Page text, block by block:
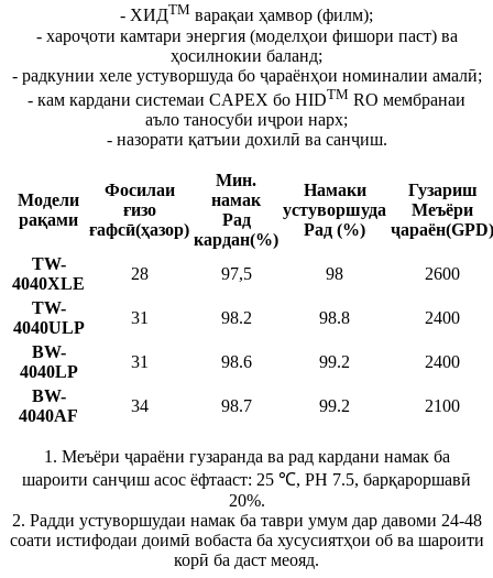
- ХИДTM варақаи ҳамвор (филм);
- хароҷоти камтари энергия (моделҳои фишори паст) ва
ҳосилнокии баланд;
- радкунии хеле устуворшуда бо ҷараёнҳои номиналии амалӣ;
- кам кардани системаи CAPEX бо HIDTM RO мембранаи
аъло таносуби иҷрои нарх;
- назорати қатъии дохилӣ ва санҷиш.
Модели
рақами
Фосилаи
ғизо
ғафсӣ(ҳазор)
Мин.
намак
Рад
кардан(%)
Намаки
устуворшуда
Рад (%)
Гузариш
Меъёри
ҷараён(GPD)
TW-
4040XLE
28 97,5 98
2600
TW-
4040ULP
31 98.2 98.8
2400
BW-
4040LP
31 98.6 99.2
2400
BW-
4040AF
34 98.7 99.2 2100
1. Меъёри ҷараёни гузаранда ва рад кардани намак ба
шароити санҷиш асос ёфтааст: 25 ℃, PH 7.5, барқароршавӣ
20%.
2. Радди устуворшудаи намак ба таври умум дар давоми 24-48
соати истифодаи доимӣ вобаста ба хусусиятҳои об ва шароити
корӣ ба даст меояд.